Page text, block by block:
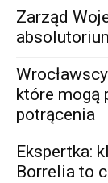
Zarząd
które mogą
potrącenia
Ekspertka:
Borrelia to